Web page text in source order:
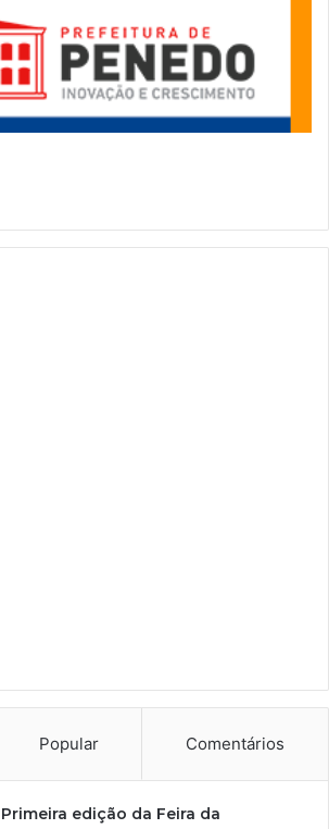
Popular Comentários
Primeira edição da Feira da